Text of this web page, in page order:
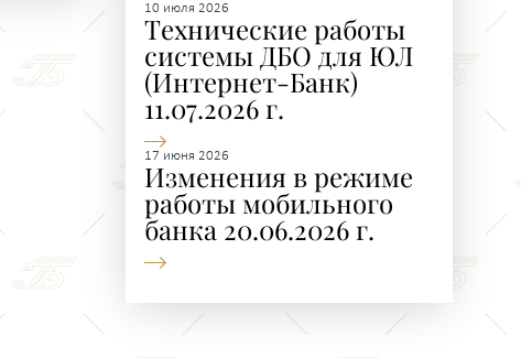
10 июля 2026
Технические работы
системы ДБО для ЮЛ
(Интернет-Банк)
11.07.2026 г.
17 июня 2026
Изменения в режиме
работы мобильного
банка 20.06.2026 г.